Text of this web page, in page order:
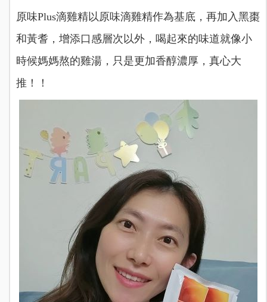
原味Plus滴雞精以原味滴雞精作為基底，再加入黑棗
和黃耆，增添口感層次以外，喝起來的味道就像小
時候媽媽熬的雞湯，只是更加香醇濃厚，真心大
推！！